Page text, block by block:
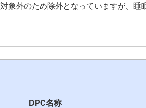
象外のため除外となっていますが、睡
DPC名称